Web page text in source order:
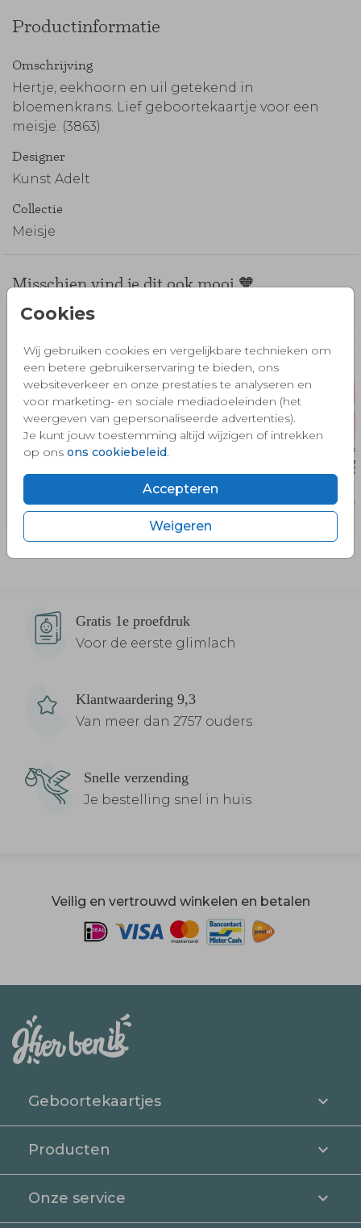
Cookies
Wij gebruiken cookies en vergelijkbare technieken om
een betere gebruikerservaring te bieden, ons
websiteverkeer en onze prestaties te analyseren en
voor marketing- en sociale mediadoeleinden (het
weergeven van gepersonaliseerde advertenties).
Je kunt jouw toestemming altijd wijzigen of intrekken
op ons ons cookiebeleid.
Accepteren
Weigeren
Productinformatie
Omschrijving
Hertje, eekhoorn en uil getekend in
bloemenkrans. Lief geboortekaartje voor een
meisje. (3863)
Designer
Kunst Adelt
Collectie
Meisje
Misschien vind je dit ook mooi 🧡
Gratis 1e proefdruk
Voor de eerste glimlach
Klantwaardering 9,3
Van meer dan 2757 ouders
Snelle verzending
Je bestelling snel in huis
Veilig en vertrouwd winkelen en betalen
Geboortekaartjes
Producten
Onze service